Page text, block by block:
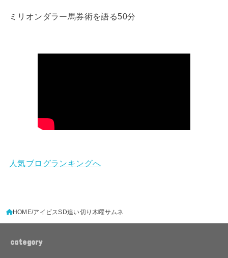
ミリオンダラー馬券術を語る50分
人気ブログランキングへ
HOME アイビスSD追い切り木曜サムネ
category